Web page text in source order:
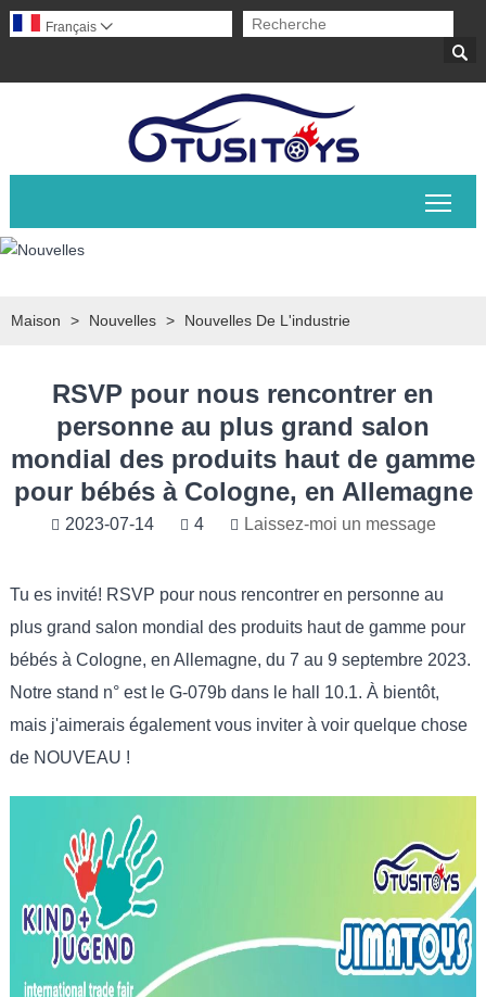

Français 
Maison > Nouvelles > Nouvelles De L'industrie
RSVP pour nous rencontrer en
personne au plus grand salon
mondial des produits haut de gamme
pour bébés à Cologne, en Allemagne
2023-07-14 4 Laissez-moi un message
Tu es invité! RSVP pour nous rencontrer en personne au
plus grand salon mondial des produits haut de gamme pour
bébés à Cologne, en Allemagne, du 7 au 9 septembre 2023.
Notre stand n° est le G-079b dans le hall 10.1. À bientôt,
mais j'aimerais également vous inviter à voir quelque chose
de NOUVEAU !